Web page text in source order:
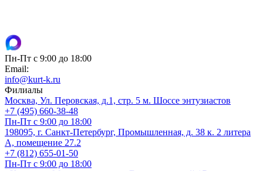
Пн-Пт с 9:00 до 18:00
Email:
info@kurt-k.ru
Филиалы
Москва, Ул. Перовская, д.1, стр. 5 м. Шоссе энтузиастов
+7 (495) 660-38-48
Пн-Пт с 9:00 до 18:00
198095, г. Санкт-Петербург, Промышленная, д. 38 к. 2 литера
А, помещение 27.2
+7 (812) 655-01-50
Пн-Пт с 9:00 до 18:00